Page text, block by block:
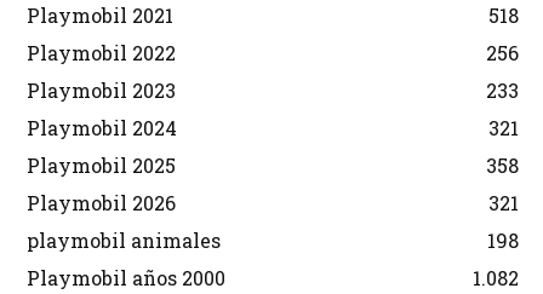
Playmobil 2021
518
Playmobil 2022
256
Playmobil 2023
233
Playmobil 2024
321
Playmobil 2025
358
Playmobil 2026
321
playmobil animales
198
Playmobil años 2000
1.082